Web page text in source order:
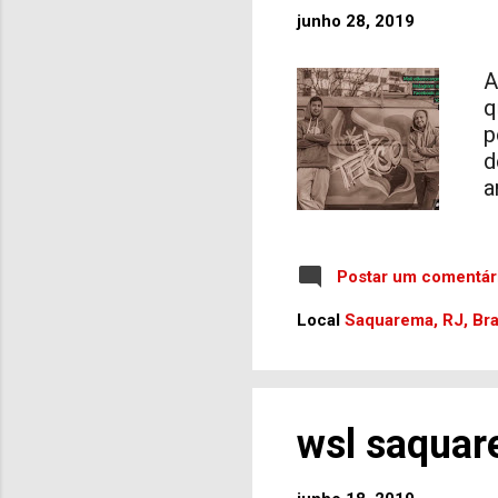
junho 28, 2019
Postar um
Local Saquarema, RJ,
wsl